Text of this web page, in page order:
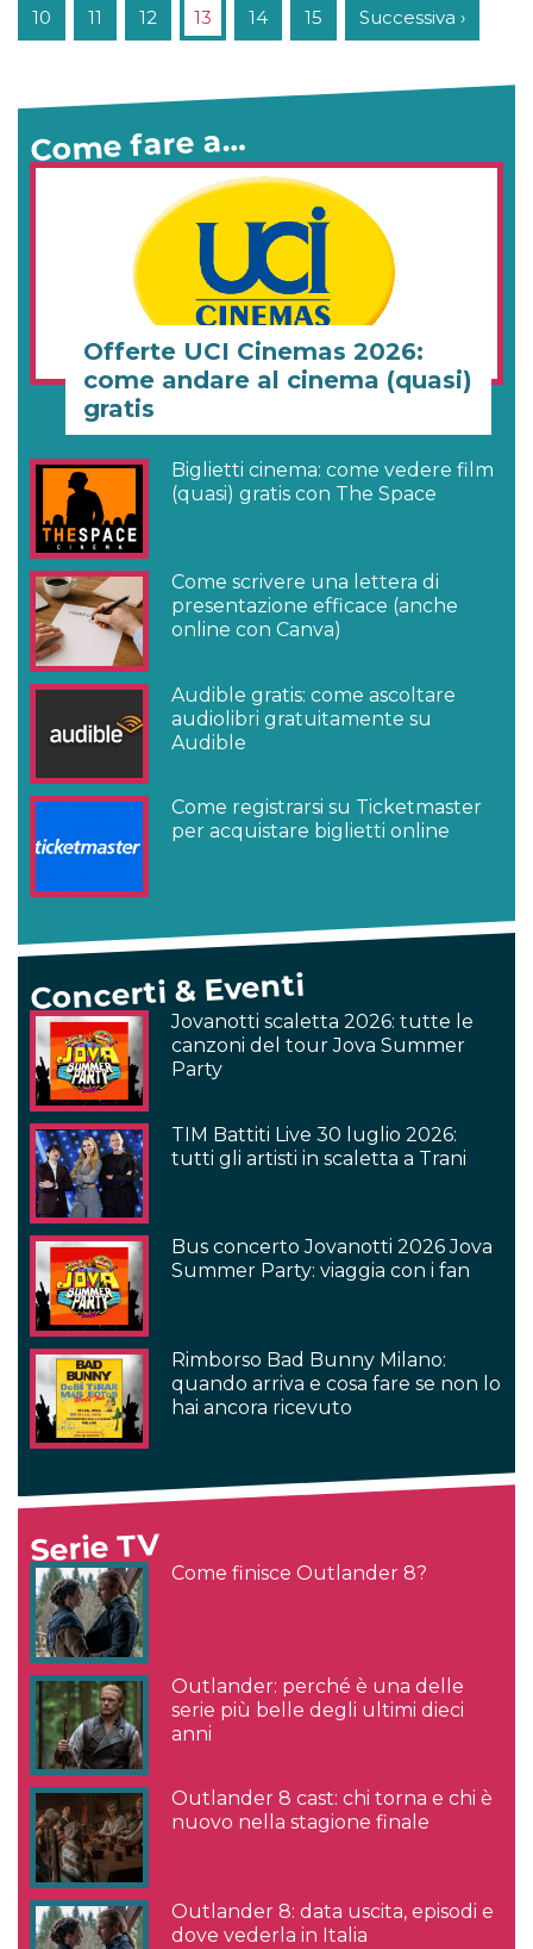
10 11 12 13 14 15 Successiva ›
Come fare a…
Offerte UCI Cinemas 2026:
come andare al cinema (quasi)
gratis
Biglietti cinema: come vedere film
(quasi) gratis con The Space
Come scrivere una lettera di
presentazione efficace (anche
online con Canva)
Audible gratis: come ascoltare
audiolibri gratuitamente su
Audible
Come registrarsi su Ticketmaster
per acquistare biglietti online
Concerti & Eventi
Jovanotti scaletta 2026: tutte le
canzoni del tour Jova Summer
Party
TIM Battiti Live 30 luglio 2026:
tutti gli artisti in scaletta a Trani
Bus concerto Jovanotti 2026 Jova
Summer Party: viaggia con i fan
Rimborso Bad Bunny Milano:
quando arriva e cosa fare se non lo
hai ancora ricevuto
Serie TV
Come finisce Outlander 8?
Outlander: perché è una delle
serie più belle degli ultimi dieci
anni
Outlander 8 cast: chi torna e chi è
nuovo nella stagione finale
Outlander 8: data uscita, episodi e
dove vederla in Italia